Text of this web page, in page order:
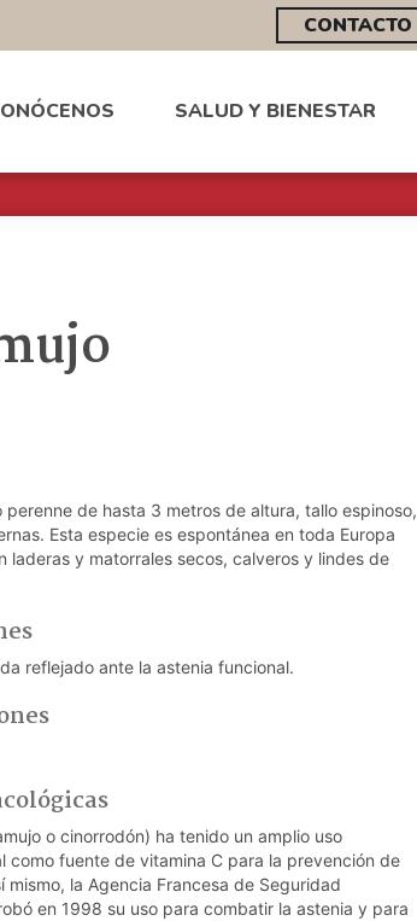
CONTACTO
SALUD Y BIENESTAR
de hasta 3 metros de altura, tallo espinoso,
Esta especie es espontánea en toda Europa
laderas y matorrales secos, calveros y lindes de
reflejado ante la astenia funcional.
o cinorrodón) ha tenido un amplio uso
como fuente de vitamina C para la prevención de
mismo, la Agencia Francesa de Seguridad
en 1998 su uso para combatir la astenia y para